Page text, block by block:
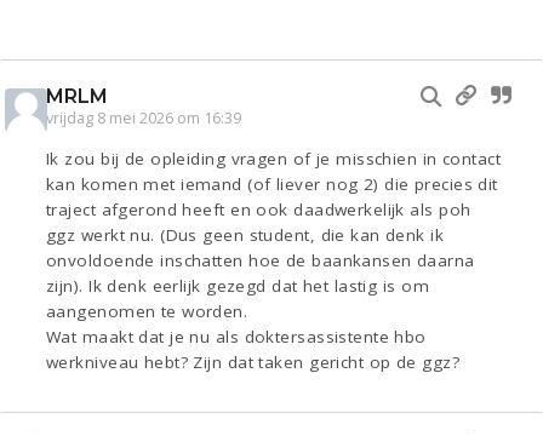
MRLM
vrijdag 8 mei 2026 om 16:39
Ik zou bij de opleiding vragen of je misschien in contact
kan komen met iemand (of liever nog 2) die precies dit
traject afgerond heeft en ook daadwerkelijk als poh
ggz werkt nu. (Dus geen student, die kan denk ik
onvoldoende inschatten hoe de baankansen daarna
zijn). Ik denk eerlijk gezegd dat het lastig is om
aangenomen te worden.
Wat maakt dat je nu als doktersassistente hbo
werkniveau hebt? Zijn dat taken gericht op de ggz?